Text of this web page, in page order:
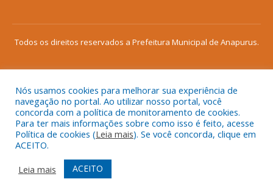
Todos os direitos reservados a Prefeitura Municipal de Anapurus.
Mapa do Site
Acessar Área Administrativa
Acessar o Webmail
Nós usamos cookies para melhorar sua experiência de
navegação no portal. Ao utilizar nosso portal, você
concorda com a política de monitoramento de cookies.
Para ter mais informações sobre como isso é feito, acesse
Política de cookies (Leia mais). Se você concorda, clique em
ACEITO.
Leia mais
ACEITO